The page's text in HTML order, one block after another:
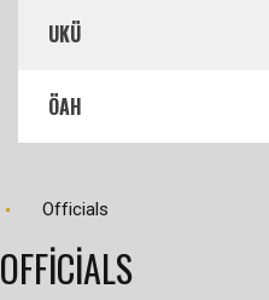
UKÜ
ÖAH
Officials
OFFICIALS